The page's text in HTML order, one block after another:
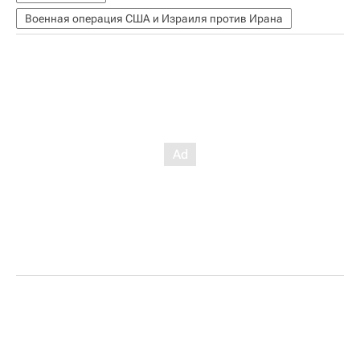
Военная операция США и Израиля против Ирана